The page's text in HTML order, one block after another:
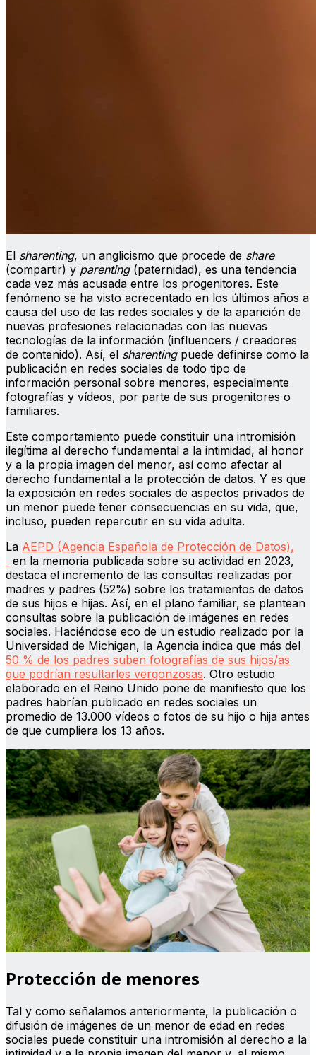
El sharenting, un anglicismo que procede de share
(compartir) y parenting (paternidad), es una tendencia
cada vez más acusada entre los progenitores. Este
fenómeno se ha visto acrecentado en los últimos años a
causa del uso de las redes sociales y de la aparición de
nuevas profesiones relacionadas con las nuevas
tecnologías de la información (influencers / creadores
de contenido). Así, el sharentingpuede definirse como la
publicación en redes sociales de todo tipo de
información personal sobre menores, especialmente
fotografías y vídeos, por parte de sus progenitores o
familiares.
Este comportamiento puede constituir una intromisión
ilegítima al derecho fundamental a la intimidad, al honor
y a la propia imagen del menor, así como afectar al
derecho fundamental a la protección de datos. Y es que
la exposición en redes sociales de aspectos privados de
un menor puede tener consecuencias en su vida, que,
incluso, pueden repercutir en su vida adulta.
La AEPD (Agencia Española de Protección de Datos),
en la memoria publicada sobre su actividad en 2023,
destaca el incremento de las consultas realizadas por
madres y padres (52%) sobre los tratamientos de datos
de sus hijos e hijas. Así, en el plano familiar, se plantean
consultas sobre la publicación de imágenes en redes
sociales. Haciéndose eco de un estudio realizado por la
Universidad de Michigan, la Agencia indica que más del
50 % de los padres suben fotografías de sus hijos/as
que podrían resultarles vergonzosas. Otro estudio
elaborado en el Reino Unido pone de manifiesto que los
padres habrían publicado en redes sociales un
promedio de 13.000 vídeos o fotos de su hijo o hija antes
de que cumpliera los 13 años.
Protección de menores
Tal y como señalamos anteriormente, la publicación o
difusión de imágenes de un menor de edad en redes
sociales puede constituir una intromisión al derecho a la